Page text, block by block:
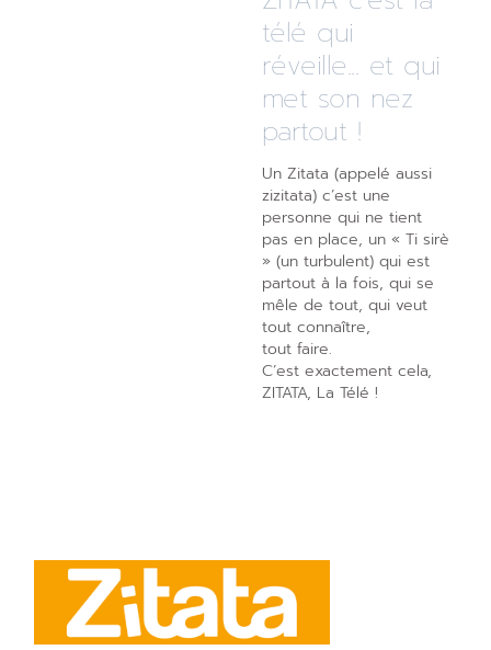
télé qui
réveille... et qui
met son nez
partout !
Un Zitata (appelé aussi
zizitata) c’est une
personne qui ne tient
pas en place, un « Ti sirè
» (un turbulent) qui est
partout à la fois, qui se
mêle de tout, qui veut
tout connaître,
tout faire.
C’est exactement cela,
ZITATA, La Télé !